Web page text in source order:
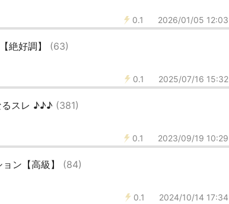
0.1 2026/01/05 12:03
絶好調】 (63)
0.1 2025/07/16 15:32
るスレ ♪♪♪ (381)
0.1 2023/09/19 10:29
ン【高級】 (84)
0.1 2024/10/14 17:34